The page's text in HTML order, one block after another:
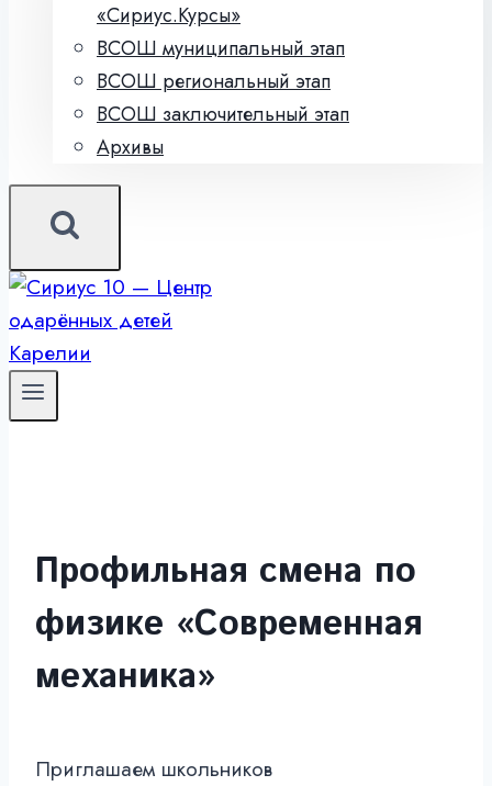
«Сириус.Курсы»
ВСОШ муниципальный этап
ВСОШ региональный этап
ВСОШ заключительный этап
Архивы
Профильная смена по
физике «Современная
механика»
Приглашаем школьников